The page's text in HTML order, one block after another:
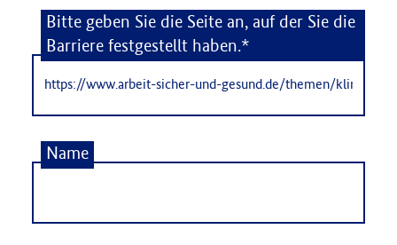
Barriere melden
Bitte geben Sie die Seite an, auf der Sie die
Barriere festgestellt haben.*
Name